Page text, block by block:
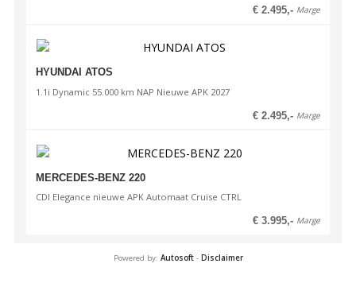
€ 2.495,- Marge
HYUNDAI ATOS
1.1i Dynamic 55.000 km NAP Nieuwe APK 2027
€ 2.495,- Marge
MERCEDES-BENZ 220
CDI Elegance nieuwe APK Automaat Cruise CTRL
€ 3.995,- Marge
Powered by: Autosoft- Disclaimer